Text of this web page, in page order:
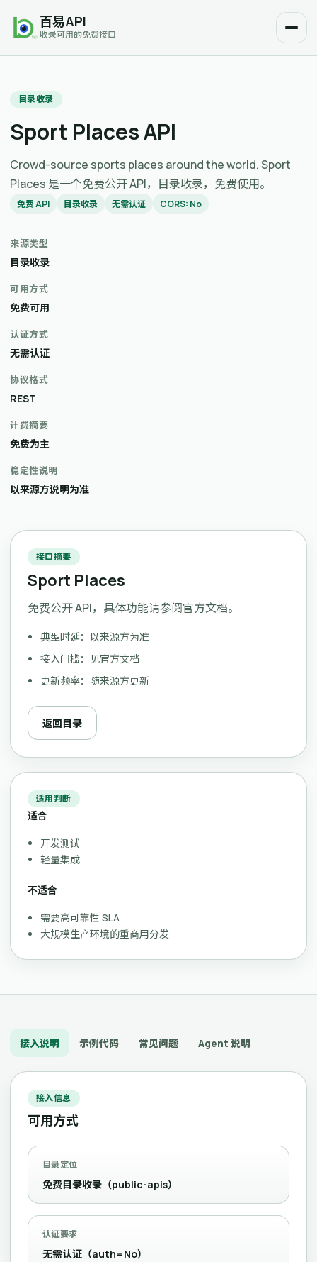
百易API
收录可用的免费接口
目录收录
Sport Places API
Crowd-source sports places around the world. Sport
Places 是一个免费公开 API，目录收录，免费使用。
免费 API 目录收录 无需认证 CORS: No
来源类型
目录收录
可用方式
免费可用
认证方式
无需认证
协议格式
REST
计费摘要
免费为主
稳定性说明
以来源方说明为准
接口摘要
Sport Places
免费公开 API，具体功能请参阅官方文档。
典型时延：以来源方为准
接入门槛：见官方文档
更新频率：随来源方更新
返回目录
适用判断
适合
开发测试
轻量集成
不适合
需要高可靠性 SLA
大规模生产环境的重商用分发
接入说明 示例代码 常见问题 Agent 说明
接入信息
可用方式
目录定位
免费目录收录（public-apis）
认证要求
无需认证（auth=No）